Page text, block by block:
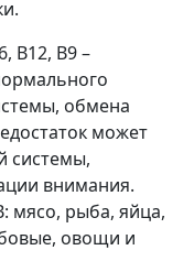
В12, В9 –
обмена
может
системы,
внимания.
мясо, рыба, яйца,
овощи и